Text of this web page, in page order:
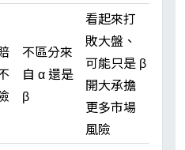
不區分來
自 α 還是
β
看起來打
敗大盤、
可能只是 β
開大承擔
更多市場
風險